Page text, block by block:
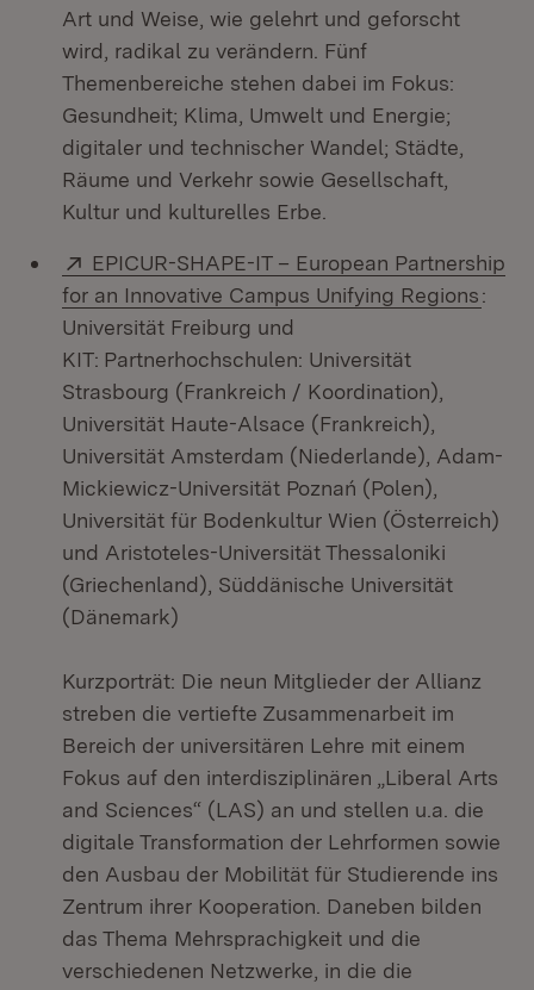
Art und Weise, wie gelehrt und geforscht
wird, radikal zu verändern. Fünf
Themenbereiche stehen dabei im Fokus:
Gesundheit; Klima, Umwelt und Energie;
digitaler und technischer Wandel; Städte,
Räume und Verkehr sowie Gesellschaft,
Kultur und kulturelles Erbe.
Extern:
EPICUR-SHAPE-IT – European Partnership
for an Innovative Campus Unifying Regions:
Universität Freiburg und
KIT: Partnerhochschulen: Universität
Strasbourg (Frankreich / Koordination),
Universität Haute-Alsace (Frankreich),
Universität Amsterdam (Niederlande), Adam-
Mickiewicz-Universität Poznań (Polen),
Universität für Bodenkultur Wien (Österreich)
und Aristoteles-Universität Thessaloniki
(Griechenland), Süddänische Universität
(Dänemark)
Kurzporträt: Die neun Mitglieder der Allianz
streben die vertiefte Zusammenarbeit im
Bereich der universitären Lehre mit einem
Fokus auf den interdisziplinären „Liberal Arts
and Sciences“ (LAS) an und stellen u.a. die
digitale Transformation der Lehrformen sowie
den Ausbau der Mobilität für Studierende ins
Zentrum ihrer Kooperation. Daneben bilden
das Thema Mehrsprachigkeit und die
verschiedenen Netzwerke, in die die